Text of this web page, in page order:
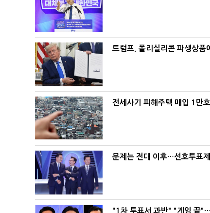
트럼프, 폴리실리콘 파생상
전세사기 피해주택 매입 1만
문제는 전대 이후…선호투표
"1차 투표서 과반" "게임 끝